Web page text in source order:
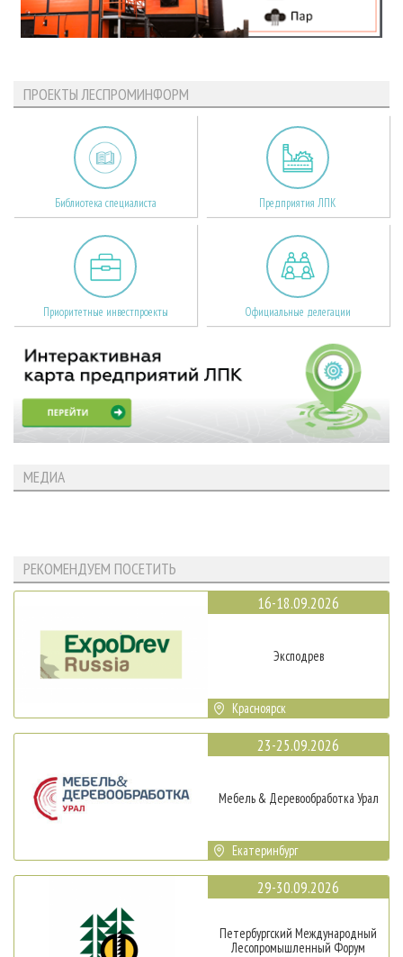
ПРОЕКТЫ ЛЕСПРОМИНФОРМ
Библиотека специалиста Предприятия ЛПК
Приоритетные инвестпроекты Официальные делегации
МЕДИА
РЕКОМЕНДУЕМ ПОСЕТИТЬ
16-18.09.2026
Эксподрев
Красноярск
23-25.09.2026
Мебель & Деревообработка Урал
Екатеринбург
29-30.09.2026
Петербургский Международный
Лесопромышленный Форум